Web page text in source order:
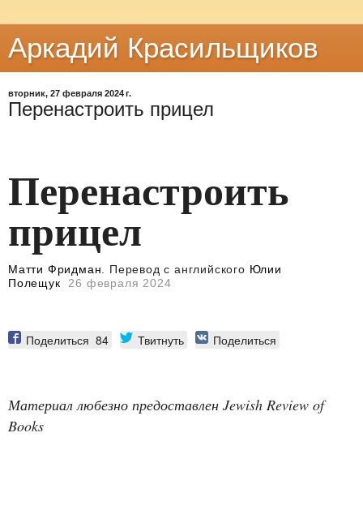
Аркадий Красильщиков
вторник, 27 февраля 2024 г.
Перенастроить прицел
Перенастроить
прицел
Матти Фридман . Перевод с английского Юлии
Полещук
26 февраля 2024
Поделиться 84 Твитнуть Поделиться
Материал любезно предоставлен Jewish Review of
Books